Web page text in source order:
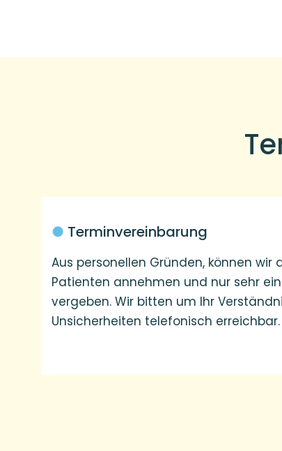
● Terminvereinbarung
Aus personellen Gründen, können wir
Patienten annehmen und nur sehr
vergeben. Wir bitten um Ihr
Unsicherheiten telefonisch erreichbar.